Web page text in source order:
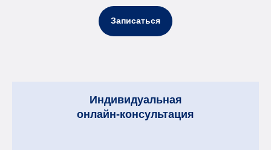
Записаться
Индивидуальная
онлайн-консультация